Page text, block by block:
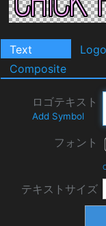
Text Logo
Composite
ロゴテキスト
Add Symbol
フォント
テキストサイズ